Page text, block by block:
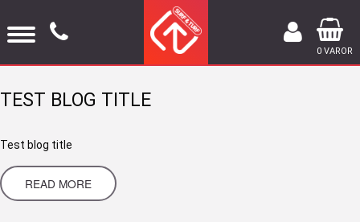
0 VAROR
TEST BLOG TITLE
Test blog title
READ MORE